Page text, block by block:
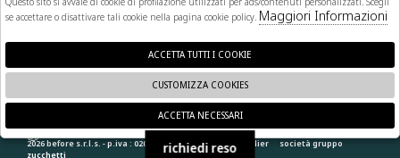
FOLLOW US
2026 before s.r.l.s. - p.iva : 02066400892 powered by atelier società gruppo
zucchetti
🍪
richiedi reso
se accettare o disattivare tali cookie nella pagina cookie policy. Maggiori Informazioni
ACCETTA TUTTI I COOKIE
CUSTOMIZZA COOKIES
ACCETTA NECESSARI